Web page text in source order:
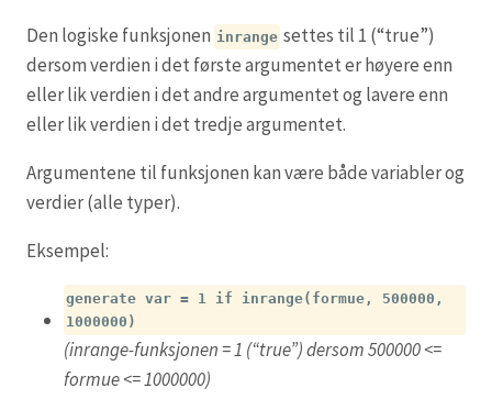
Den logiske funksjonen inrange settes til 1 (“true”)
dersom verdien i det første argumentet er høyere enn
eller lik verdien i det andre argumentet og lavere enn
eller lik verdien i det tredje argumentet.
Argumentene til funksjonen kan være både variabler og
verdier (alle typer).
Eksempel:
generate var = 1 if inrange(formue, 500000,
1000000)
(inrange-funksjonen = 1 (“true”) dersom 500000 <=
formue <= 1000000)